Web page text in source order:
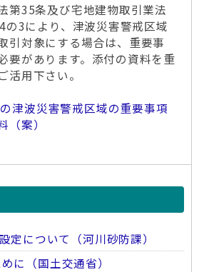
第35条及び宅地建物取引業法
3により、津波災害警戒区域
引対象にする場合は、重要事
要があります。添付の資料を重
活用下さい。
津波災害警戒区域の重要事項
案）
定について（河川砂防課）
に（国土交通省）